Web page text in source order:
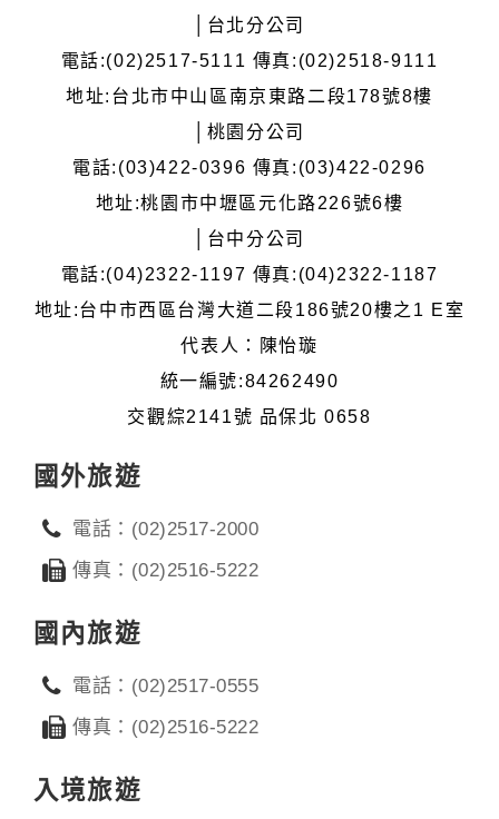
│台北分公司
電話:(02)2517-5111 傳真:(02)2518-9111
地址:台北市中山區南京東路二段178號8樓
│桃園分公司
電話:(03)422-0396 傳真:(03)422-0296
地址:桃園市中壢區元化路226號6樓
│台中分公司
電話:(04)2322-1197 傳真:(04)2322-1187
地址:台中市西區台灣大道二段186號20樓之1 E室
代表人：陳怡璇
統一編號:84262490
交觀綜2141號 品保北 0658
國外旅遊
電話：(02)2517-2000
傳真：(02)2516-5222
國內旅遊
電話：(02)2517-0555
傳真：(02)2516-5222
入境旅遊